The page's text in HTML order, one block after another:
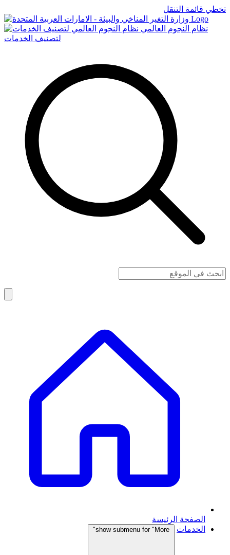
تخطي قائمة التنقل
Logo
نظام النجوم العالمي
لتصنيف الخدمات
الصفحة الرئيسة
الخدمات
show submenu for "More"